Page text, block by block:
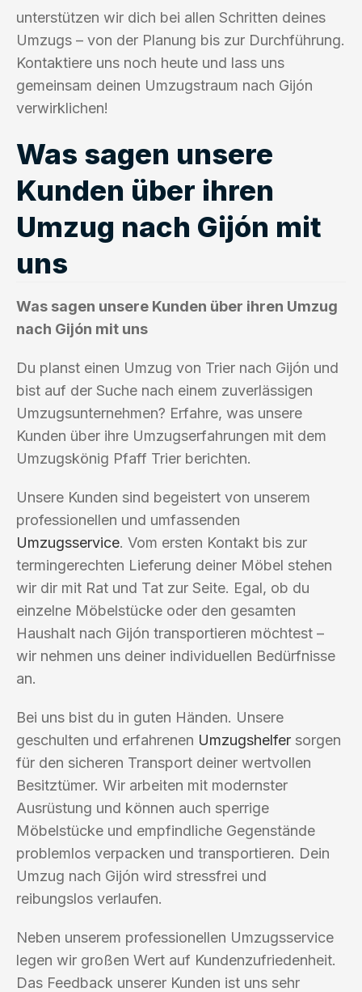
unterstützen wir dich bei allen Schritten deines
Umzugs – von der Planung bis zur Durchführung.
Kontaktiere uns noch heute und lass uns
gemeinsam deinen Umzugstraum nach Gijón
verwirklichen!
Was sagen unsere
Kunden über ihren
Umzug nach Gijón mit
uns
Was sagen unsere Kunden über ihren Umzug
nach Gijón mit uns
Du planst einen Umzug von Trier nach Gijón und
bist auf der Suche nach einem zuverlässigen
Umzugsunternehmen? Erfahre, was unsere
Kunden über ihre Umzugserfahrungen mit dem
Umzugskönig Pfaff Trier berichten.
Unsere Kunden sind begeistert von unserem
professionellen und umfassenden
Umzugsservice. Vom ersten Kontakt bis zur
termingerechten Lieferung deiner Möbel stehen
wir dir mit Rat und Tat zur Seite. Egal, ob du
einzelne Möbelstücke oder den gesamten
Haushalt nach Gijón transportieren möchtest –
wir nehmen uns deiner individuellen Bedürfnisse
an.
Bei uns bist du in guten Händen. Unsere
geschulten und erfahrenen Umzugshelfer sorgen
für den sicheren Transport deiner wertvollen
Besitztümer. Wir arbeiten mit modernster
Ausrüstung und können auch sperrige
Möbelstücke und empfindliche Gegenstände
problemlos verpacken und transportieren. Dein
Umzug nach Gijón wird stressfrei und
reibungslos verlaufen.
Neben unserem professionellen Umzugsservice
legen wir großen Wert auf Kundenzufriedenheit.
Das Feedback unserer Kunden ist uns sehr